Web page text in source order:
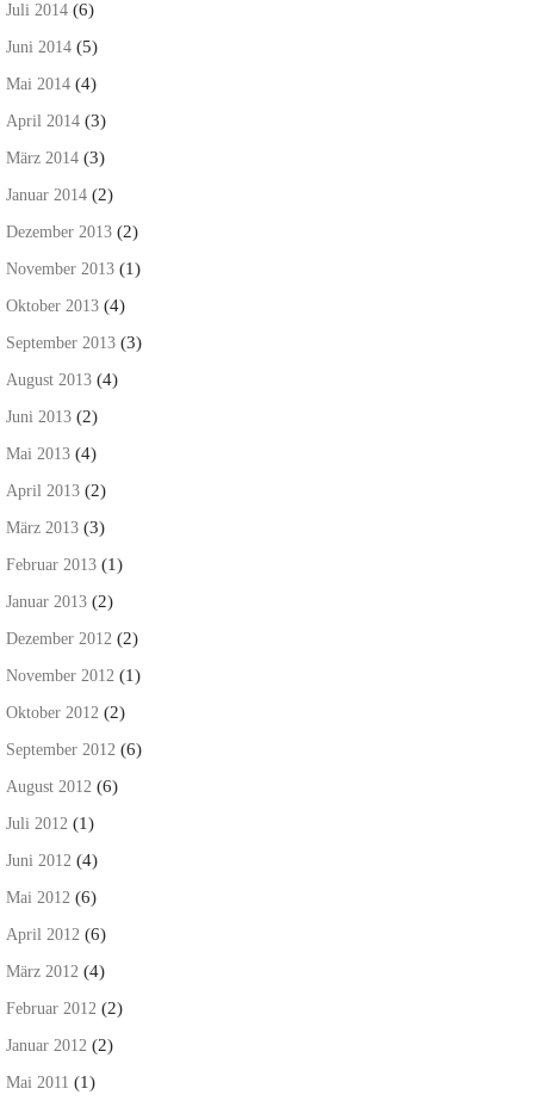
Juli 2014 (6)
Juni 2014 (5)
Mai 2014 (4)
April 2014 (3)
März 2014 (3)
Januar 2014 (2)
Dezember 2013 (2)
November 2013 (1)
Oktober 2013 (4)
September 2013 (3)
August 2013 (4)
Juni 2013 (2)
Mai 2013 (4)
April 2013 (2)
März 2013 (3)
Februar 2013 (1)
Januar 2013 (2)
Dezember 2012 (2)
November 2012 (1)
Oktober 2012 (2)
September 2012 (6)
August 2012 (6)
Juli 2012 (1)
Juni 2012 (4)
Mai 2012 (6)
April 2012 (6)
März 2012 (4)
Februar 2012 (2)
Januar 2012 (2)
Mai 2011 (1)